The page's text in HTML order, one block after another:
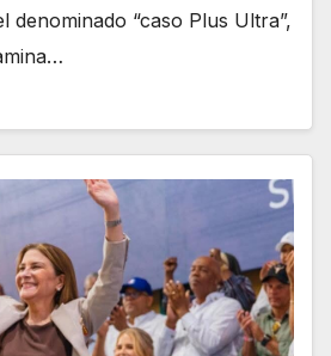
denominado “caso Plus Ultra”,